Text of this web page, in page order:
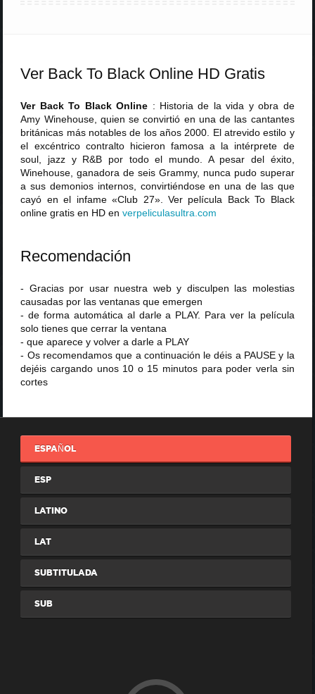
Ver Back To Black Online HD Gratis
Ver Back To Black Online : Historia de la vida y obra de
Amy Winehouse, quien se convirtió en una de las cantantes
británicas más notables de los años 2000. El atrevido estilo y
el excéntrico contralto hicieron famosa a la intérprete de
soul, jazz y R&B por todo el mundo. A pesar del éxito,
Winehouse, ganadora de seis Grammy, nunca pudo superar
a sus demonios internos, convirtiéndose en una de las que
cayó en el infame «Club 27». Ver película Back To Black
online gratis en HD enverpeliculasultra .com
Recomendación
- Gracias por usar nuestra web y disculpen las molestias
causadas por las ventanas que emergen
- de forma automática al darle a PLAY. Para ver la película
solo tienes que cerrar la ventana
- que aparece y volver a darle a PLAY
- Os recomendamos que a continuación le déis a PAUSE y la
dejéis cargando unos 10 o 15 minutos para poder verla sin
cortes
ESPAÑOL
ESP
LATINO
LAT
SUBTITULADA
SUB